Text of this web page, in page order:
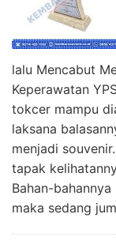
lalu Mencabut
Keperawatan
tokcer mampu
laksana
menjadi
tapak
Bahan-
maka sedang